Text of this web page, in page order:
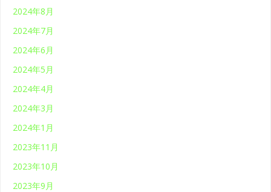
2024年8月
2024年7月
2024年6月
2024年5月
2024年4月
2024年3月
2024年1月
2023年11月
2023年10月
2023年9月